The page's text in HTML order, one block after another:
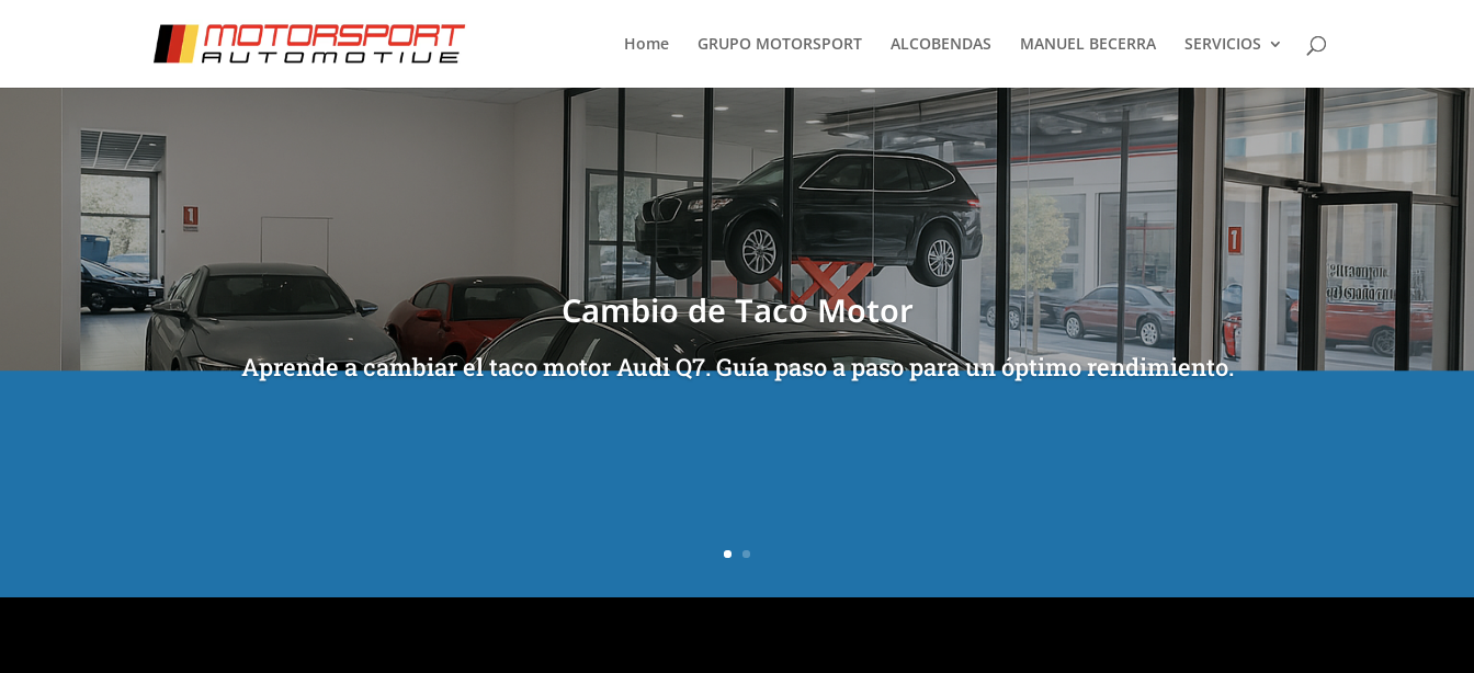
Home GRUPO MOTORSPORT ALCOBENDAS MANUEL BECERRA SERVICIOS
Cambio de Taco Motor
Aprende a cambiar el taco motor Audi Q7. Guía paso a paso para un óptimo rendimiento.